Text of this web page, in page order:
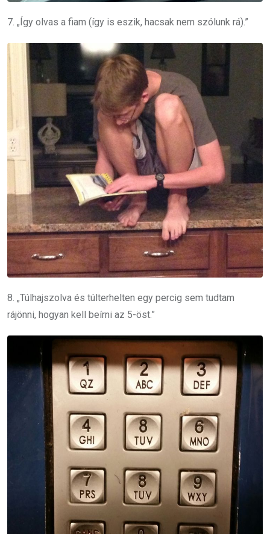
7. „Így olvas a fiam (így is eszik, hacsak nem szólunk rá).”
8. „Túlhajszolva és túlterhelten egy percig sem tudtam
rájönni, hogyan kell beírni az 5-öst.”